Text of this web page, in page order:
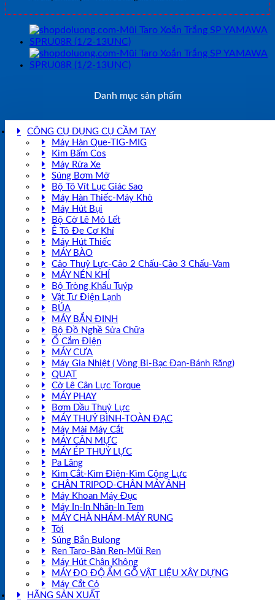
Danh mục sản phẩm
CÔNG CỤ DỤNG CỤ CẦM TAY
Máy Hàn Que-TIG-MIG
Kìm Bấm Cos
Máy Rửa Xe
Súng Bơm Mỡ
Bộ Tô Vít Lục Giác Sao
Máy Hàn Thiếc-Máy Khò
Máy Hút Bụi
Bộ Cờ Lê Mỏ Lết
Ê Tô Đe Cơ Khí
Máy Hút Thiếc
MÁY BÀO
Cảo Thuỷ Lực-Cảo 2 Chấu-Cảo 3 Chấu-Vam
MÁY NÉN KHÍ
Bộ Tròng Khẩu Tuýp
Vật Tư Điện Lạnh
BÚA
MÁY BẮN ĐINH
Bộ Đồ Nghề Sửa Chữa
Ổ Cắm Điện
MÁY CƯA
Máy Gia Nhiệt ( Vòng Bi-Bạc Đạn-Bánh Răng)
QUẠT
Cờ Lê Cân Lực Torque
MÁY PHAY
Bơm Dầu Thuỷ Lực
MÁY THUỶ BÌNH-TOÀN ĐẠC
Máy Mài Máy Cắt
MÁY CÂN MỰC
MÁY ÉP THUỶ LỰC
Pa Lăng
Kìm Cắt-Kìm Điện-Kìm Cộng Lực
CHÂN TRIPOD-CHÂN MÁY ẢNH
Máy Khoan Máy Đục
Máy In-In Nhãn-In Tem
MÁY CHÀ NHÁM-MÁY RUNG
Tời
Súng Bắn Bulong
Ren Taro-Bàn Ren-Mũi Ren
Máy Hút Chân Không
MÁY ĐO ĐỘ ẨM GỖ VẬT LIỆU XÂY DỰNG
Máy Cắt Cỏ
HÃNG SẢN XUẤT